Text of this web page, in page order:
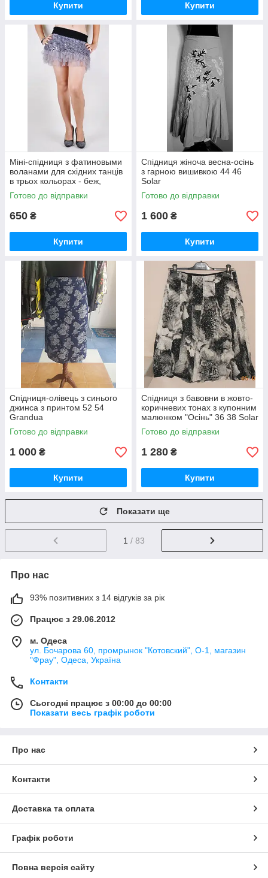
Купити Купити
Міні-спідниця з фатиновыми
воланами для східних танців
в трьох кольорах - беж,
чорному і сірому Kaprizz
Готово до відправки
650 ₴
Купити
Спідниця жіноча весна-осінь
з гарною вишивкою 44 46
Solar
Готово до відправки
1 600 ₴
Купити
Спідниця-олівець з синього
джинса з принтом 52 54
Grandua
Готово до відправки
1 000 ₴
Купити
Спідниця з бавовни в жовто-
коричневих тонах з купонним
малюнком "Осінь" 36 38 Solar
Готово до відправки
1 280 ₴
Купити
Показати ще
1 / 83
Про нас
93% позитивних з 14 відгуків за рік
Працює з 29.06.2012
м. Одеса
ул. Бочарова 60, промрынок "Котовский", О-1, магазин
"Фрау", Одеса, Україна
Контакти
Сьогодні працює з 00:00 до 00:00
Показати весь графік роботи
Про нас
Контакти
Доставка та оплата
Графік роботи
Повна версія сайту